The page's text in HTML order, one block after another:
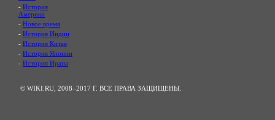
- История
Америки
- Новое время
- История Индии
- История Китая
- История Японии
- История Ирана
© WIKI.RU, 2008–2017 Г. ВСЕ ПРАВА ЗАЩИЩЕНЫ.